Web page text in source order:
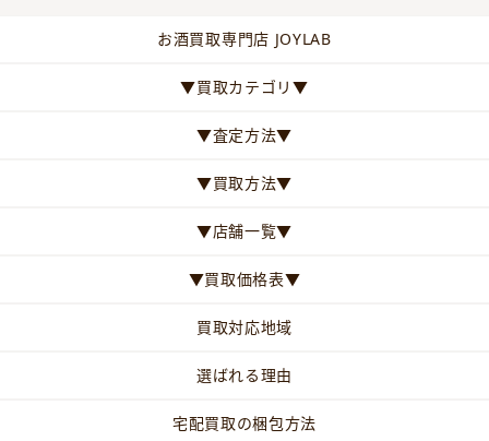
お酒買取専門店 JOYLAB
▼買取カテゴリ▼
▼査定方法▼
▼買取方法▼
▼店舗一覧▼
▼買取価格表▼
買取対応地域
選ばれる理由
宅配買取の梱包方法